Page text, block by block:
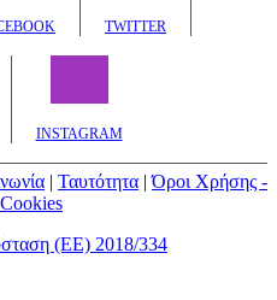
TWITTER
INSTAGRAM
| Ταυτότητα |Όροι Χρήσης -
(ΕΕ) 2018/334